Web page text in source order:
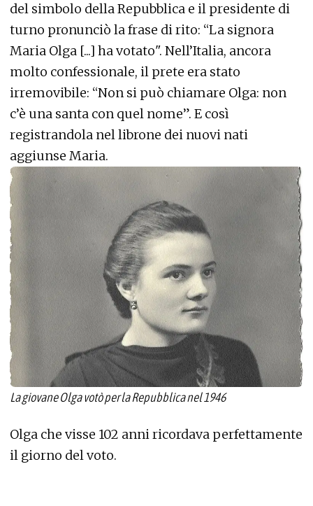
del simbolo della Repubblica e il presidente di
turno pronunciò la frase di rito: “La signora
Maria Olga [...] ha votato". Nell’Italia, ancora
molto confessionale, il prete era stato
irremovibile: “Non si può chiamare Olga: non
c’è una santa con quel nome”. E così
registrandola nel librone dei nuovi nati
aggiunse Maria.
La giovane Olga votò per la Repubblica nel 1946
Olga che visse 102 anni ricordava perfettamente
il giorno del voto.